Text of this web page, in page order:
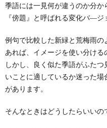
季語には一見何が違うのか分か
『傍題』と呼ばれる変化バ―ジ
例句で比較した新緑と荒梅雨
あれば、イメージを使い分ける
しかし、良く似た季語がふた
いことに適しているか迷った
があります。
そんなときはどうしたらいいの